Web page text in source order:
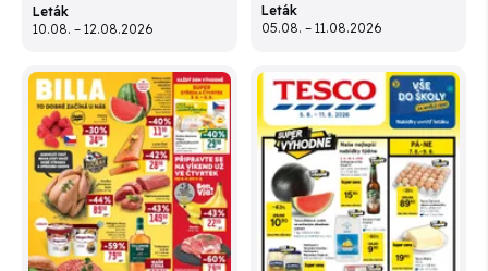
Leták
10.08. – 12.08.2026
Leták
05.08. – 11.08.2026